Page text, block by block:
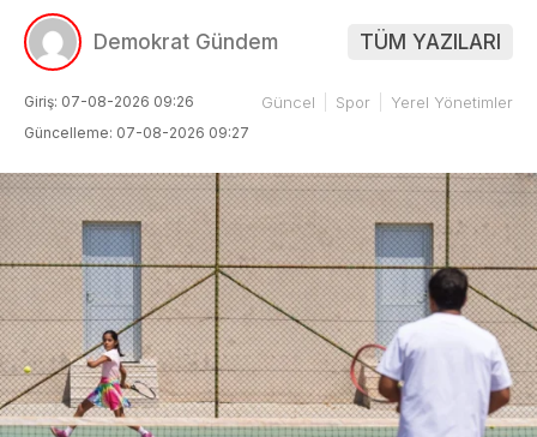
Demokrat Gündem TÜM YAZILARI
Giriş: 07-08-2026 09:26
Güncelleme: 07-08-2026 09:27
Güncel Spor Yerel Yönetimler